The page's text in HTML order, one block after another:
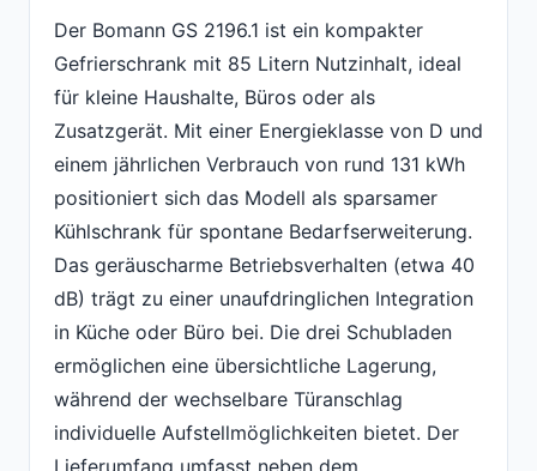
Der Bomann GS 2196.1 ist ein kompakter
Gefrierschrank mit 85 Litern Nutzinhalt, ideal
für kleine Haushalte, Büros oder als
Zusatzgerät. Mit einer Energieklasse von D und
einem jährlichen Verbrauch von rund 131 kWh
positioniert sich das Modell als sparsamer
Kühlschrank für spontane Bedarfserweiterung.
Das geräuscharme Betriebsverhalten (etwa 40
dB) trägt zu einer unaufdringlichen Integration
in Küche oder Büro bei. Die drei Schubladen
ermöglichen eine übersichtliche Lagerung,
während der wechselbare Türanschlag
individuelle Aufstellmöglichkeiten bietet. Der
Lieferumfang umfasst neben dem